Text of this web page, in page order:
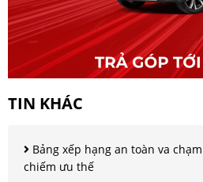
TIN KHÁC
Bảng xếp hạng an toàn va
chiếm ưu thế